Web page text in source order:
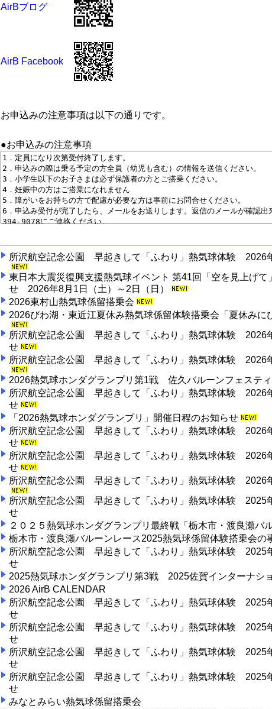
AirBブログ
AirB Facebook
お申込みの注意事項は以下の通りです。
●お申込みの注意事項
所沢航空記念公園 早起きして「ふわり」熱気球体験 2026
東日本大震災復興支援熱気球イベント 第41回「空を見上げ
せ 2026年8月1日（土）～2日（日）
2026東村山熱気球係留搭乗会
2026びわ湖・東近江夏休み熱気球係留体験搭乗会「夏休みに
所沢航空記念公園 早起きして「ふわり」熱気球体験 2026
せ
所沢航空記念公園 早起きして「ふわり」熱気球体験 2026
2026熱気球ホンダグランプリ第1戦 佐久バルーンフェステ
所沢航空記念公園 早起きして「ふわり」熱気球体験 2026
せ
「2026熱気球ホンダグランプリ」開催日程のお知らせ
所沢航空記念公園 早起きして「ふわり」熱気球体験 2026
せ
所沢航空記念公園 早起きして「ふわり」熱気球体験 2026
せ
所沢航空記念公園 早起きして「ふわり」熱気球体験 2026
所沢航空記念公園 早起きして「ふわり」熱気球体験 2025
せ
２０２５熱気球ホンダグランプリ最終戦「栃木市・渡良瀬バ
栃木市・渡良瀬バルーンレース2025熱気球係留体験搭乗会の
所沢航空記念公園 早起きして「ふわり」熱気球体験 2025
せ
2025熱気球ホンダグランプリ第3戦 2025佐賀インターナシ
2026 AirB CALENDAR
所沢航空記念公園 早起きして「ふわり」熱気球体験 2025
せ
所沢航空記念公園 早起きして「ふわり」熱気球体験 2025
せ
所沢航空記念公園 早起きして「ふわり」熱気球体験 2025
せ
所沢航空記念公園 早起きして「ふわり」熱気球体験 2025
せ
みなとみらい熱気球係留搭乗会